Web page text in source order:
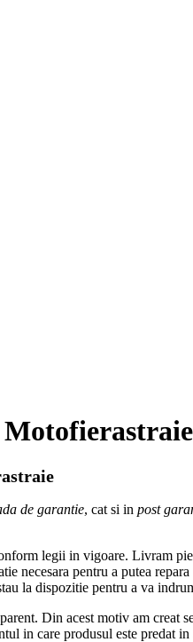
de garantie, cat si in post
legii in vigoare. Livram
necesara pentru a putea
la dispozitie pentru a va
Din acest motiv am creat
in care produsul este predat in